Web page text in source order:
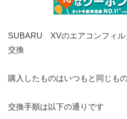
SUBARU XVのエアコンフィル
交換
購入したものはいつもと同じも
交換手順は以下の通りです